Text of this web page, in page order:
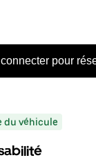
pour
véhicule